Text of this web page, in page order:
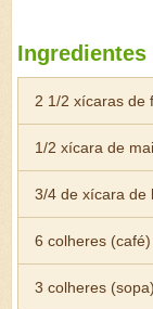
Ingredientes
2 1/2 xícaras de
1/2 xícara de
3/4 de xícara de
6 colheres
3 colheres